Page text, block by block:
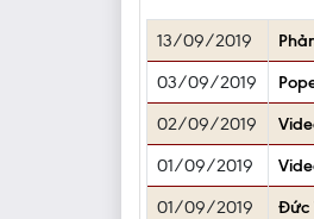
13/09/2019
03/09/2019
02/09/2019
01/09/2019
01/09/2019
Đức